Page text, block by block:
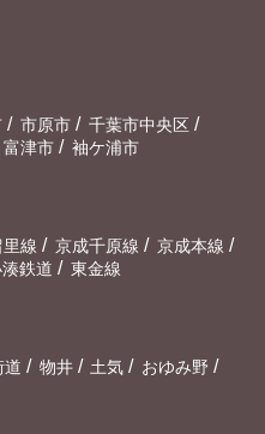
/ 市原市 / 千葉市中央区 /
富津市 / 袖ケ浦市
里線 / 京成千原線 / 京成本線 /
鉄道 / 東金線
道 / 物井 / 土気 / おゆみ野 /